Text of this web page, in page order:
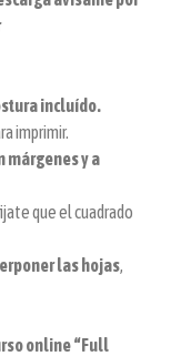
incluído.
imprimir.
márgenes y a
que el cuadrado
las hojas,
online “Full